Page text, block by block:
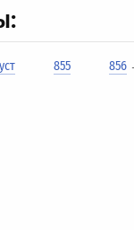
855 856